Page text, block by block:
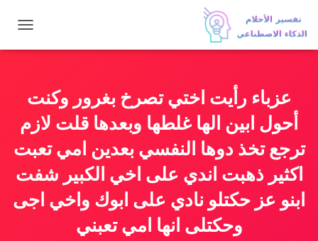
ب
ت
ق
عزباء رأيت اختي تصرخ بغرور وكنت
أحول ابين الها غلطها وبعدها قلت لازم
ترجع تخذ دوها النفسي بعدين امي تعبت
اكثير ذهبت اندي على اخي الكبير شفت
ابنو عز حكتلو نادي على ابوك واخي اجى
وحكتلى انها امي تعبني